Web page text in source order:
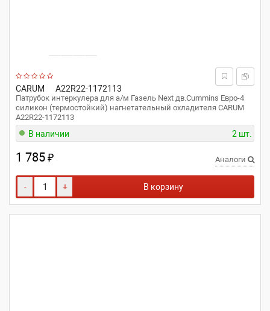
CARUM A22R22-1172113
Патрубок интеркулера для а/м Газель Next дв.Cummins Евро-4
силикон (термостойкий) нагнетательный охладителя CARUM
A22R22-1172113
В наличии 2 шт.
1 785₽ Аналоги
- + В корзину